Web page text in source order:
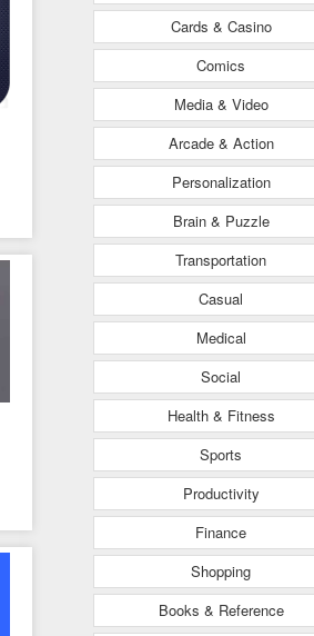
Cards & Casino
Comics
Media & Video
Arcade & Action
Personalization
Brain & Puzzle
Transportation
Casual
Medical
Social
Health & Fitness
Sports
Productivity
Finance
Shopping
Books & Reference